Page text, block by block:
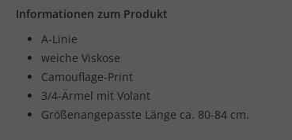
Informationen zum Produkt
A-Linie
weiche Viskose
Camouflage-Print
3/4-Ärmel mit Volant
Größenangepasste Länge ca. 80-84 cm.